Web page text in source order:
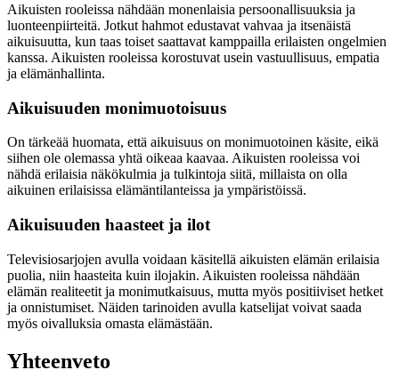
Aikuisten rooleissa nähdään monenlaisia persoonallisuuksia ja
luonteenpiirteitä. Jotkut hahmot edustavat vahvaa ja itsenäistä
aikuisuutta, kun taas toiset saattavat kamppailla erilaisten ongelmien
kanssa. Aikuisten rooleissa korostuvat usein vastuullisuus, empatia
ja elämänhallinta.
Aikuisuuden monimuotoisuus
On tärkeää huomata, että aikuisuus on monimuotoinen käsite, eikä
siihen ole olemassa yhtä oikeaa kaavaa. Aikuisten rooleissa voi
nähdä erilaisia näkökulmia ja tulkintoja siitä, millaista on olla
aikuinen erilaisissa elämäntilanteissa ja ympäristöissä.
Aikuisuuden haasteet ja ilot
Televisiosarjojen avulla voidaan käsitellä aikuisten elämän erilaisia
puolia, niin haasteita kuin ilojakin. Aikuisten rooleissa nähdään
elämän realiteetit ja monimutkaisuus, mutta myös positiiviset hetket
ja onnistumiset. Näiden tarinoiden avulla katselijat voivat saada
myös oivalluksia omasta elämästään.
Yhteenveto